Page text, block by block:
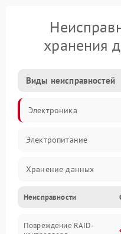
хранения
Виды неисправностей
Электроника
Электропитание
Хранение данных
Механика
Корпус/Герметичность
Неисправности
Повреждение RAID-